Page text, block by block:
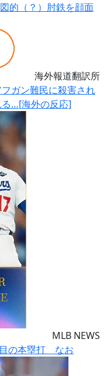
的（？）肘鉄を顔面
海外報道翻訳所
ガン難民に殺害され
…[海外の反応]
MLB NEWS
の本塁打 なお